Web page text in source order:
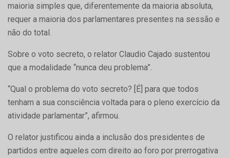
maioria simples que, diferentemente da maioria absoluta,
requer a maioria dos parlamentares presentes na sessão e
não do total.
Sobre o voto secreto, o relator Claudio Cajado sustentou
que a modalidade “nunca deu problema”.
“Qual o problema do voto secreto? [É] para que todos
tenham a sua consciência voltada para o pleno exercício da
atividade parlamentar”, afirmou.
O relator justificou ainda a inclusão dos presidentes de
partidos entre aqueles com direito ao foro por prerrogativa